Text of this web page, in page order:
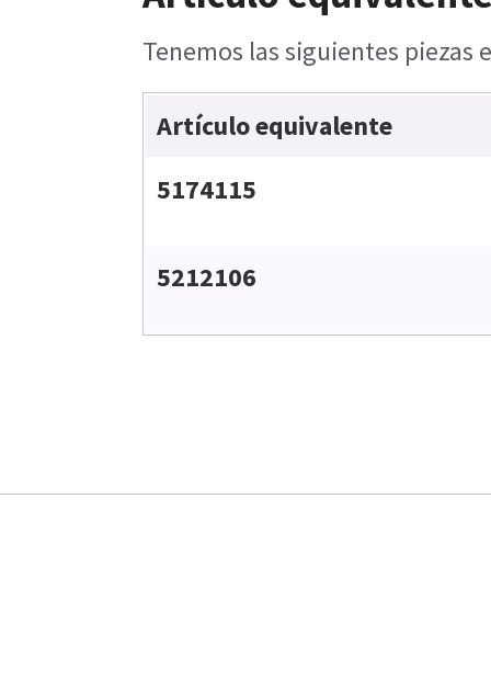
Tenemos las siguientes
Artículo equivalente
5174115
5212106